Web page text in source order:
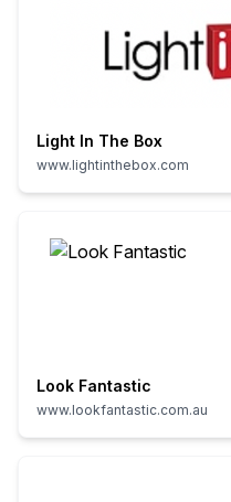
Light In The Box
www.lightinthebox.com
Look Fantastic
www.lookfantastic.com.au